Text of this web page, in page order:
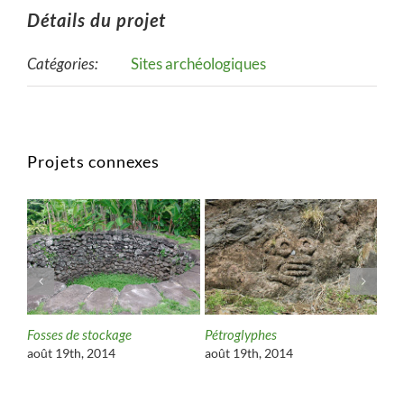
Détails du projet
Catégories: Sites archéologiques
Projets connexes
Fosses de stockage
août 19th, 2014
Pétroglyphes
août 19th, 2014